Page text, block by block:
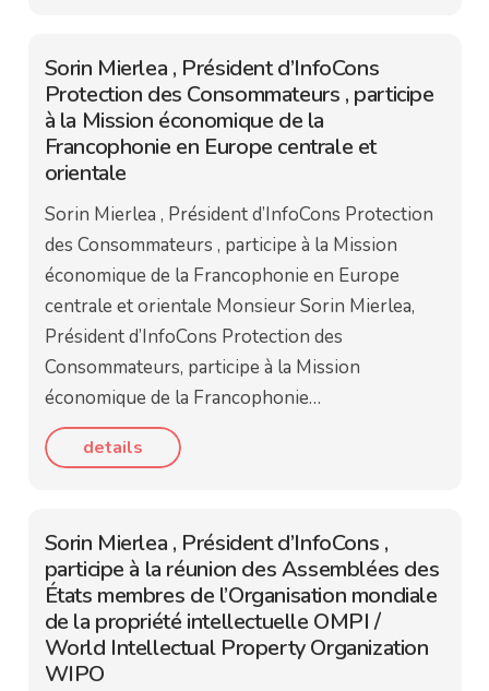
Sorin Mierlea , Président d’InfoCons
Protection des Consommateurs , participe
à la Mission économique de la
Francophonie en Europe centrale et
orientale
Sorin Mierlea , Président d’InfoCons Protection
des Consommateurs , participe à la Mission
économique de la Francophonie en Europe
centrale et orientale Monsieur Sorin Mierlea,
Président d’InfoCons Protection des
Consommateurs, participe à la Mission
économique de la Francophonie…
details
Sorin Mierlea , Président d’InfoCons ,
participe à la réunion des Assemblées des
États membres de l’Organisation mondiale
de la propriété intellectuelle OMPI /
World Intellectual Property Organization
WIPO